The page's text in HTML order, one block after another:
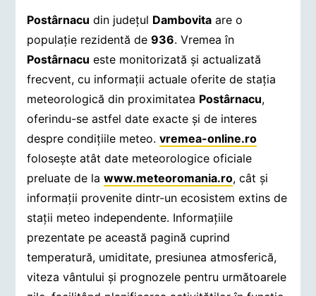
Postârnacu din județul Dambovita are o
populație rezidentă de936. Vremea în
Postârnacu este monitorizată și actualizată
frecvent, cu informații actuale oferite de stația
meteorologică din proximitatea Postârnacu,
oferindu-se astfel date exacte și de interes
despre condițiile meteo.vremea-online.ro
folosește atât date meteorologice oficiale
preluate de lawww.meteoromania.ro, cât și
informații provenite dintr-un ecosistem extins de
stații meteo independente. Informațiile
prezentate pe această pagină cuprind
temperatură, umiditate, presiunea atmosferică,
viteza vântului și prognozele pentru următoarele